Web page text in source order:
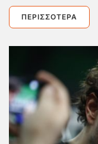
ΠΕΡΙΣΣΌΤΕΡΑ